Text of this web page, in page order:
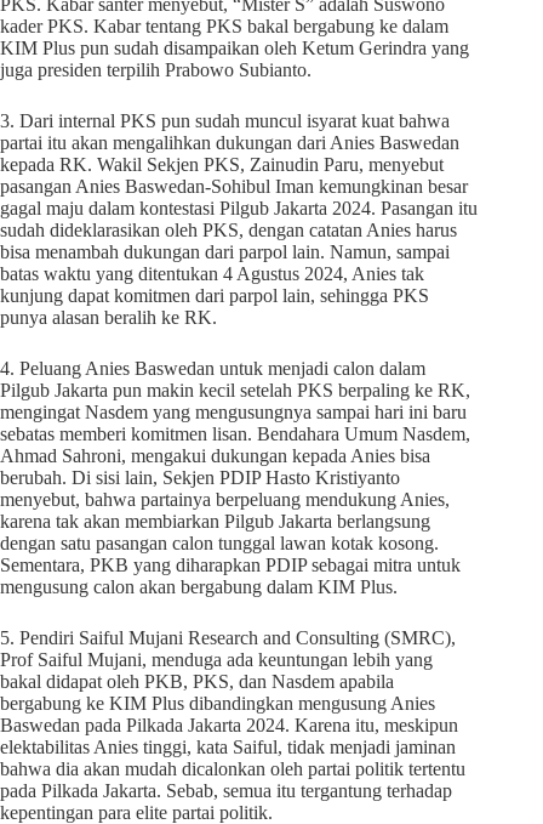
kader PKS. Kabar tentang PKS bakal bergabung ke dalam
KIM Plus pun sudah disampaikan oleh Ketum Gerindra yang
juga presiden terpilih Prabowo Subianto.
3. Dari internal PKS pun sudah muncul isyarat kuat bahwa
partai itu akan mengalihkan dukungan dari Anies Baswedan
kepada RK. Wakil Sekjen PKS, Zainudin Paru, menyebut
pasangan Anies Baswedan-Sohibul Iman kemungkinan besar
gagal maju dalam kontestasi Pilgub Jakarta 2024. Pasangan itu
sudah dideklarasikan oleh PKS, dengan catatan Anies harus
bisa menambah dukungan dari parpol lain. Namun, sampai
batas waktu yang ditentukan 4 Agustus 2024, Anies tak
kunjung dapat komitmen dari parpol lain, sehingga PKS
punya alasan beralih ke RK.
4. Peluang Anies Baswedan untuk menjadi calon dalam
Pilgub Jakarta pun makin kecil setelah PKS berpaling ke RK,
mengingat Nasdem yang mengusungnya sampai hari ini baru
sebatas memberi komitmen lisan. Bendahara Umum Nasdem,
Ahmad Sahroni, mengakui dukungan kepada Anies bisa
berubah. Di sisi lain, Sekjen PDIP Hasto Kristiyanto
menyebut, bahwa partainya berpeluang mendukung Anies,
karena tak akan membiarkan Pilgub Jakarta berlangsung
dengan satu pasangan calon tunggal lawan kotak kosong.
Sementara, PKB yang diharapkan PDIP sebagai mitra untuk
mengusung calon akan bergabung dalam KIM Plus.
5. Pendiri Saiful Mujani Research and Consulting (SMRC),
Prof Saiful Mujani, menduga ada keuntungan lebih yang
bakal didapat oleh PKB, PKS, dan Nasdem apabila
bergabung ke KIM Plus dibandingkan mengusung Anies
Baswedan pada Pilkada Jakarta 2024. Karena itu, meskipun
elektabilitas Anies tinggi, kata Saiful, tidak menjadi jaminan
bahwa dia akan mudah dicalonkan oleh partai politik tertentu
pada Pilkada Jakarta. Sebab, semua itu tergantung terhadap
kepentingan para elite partai politik.